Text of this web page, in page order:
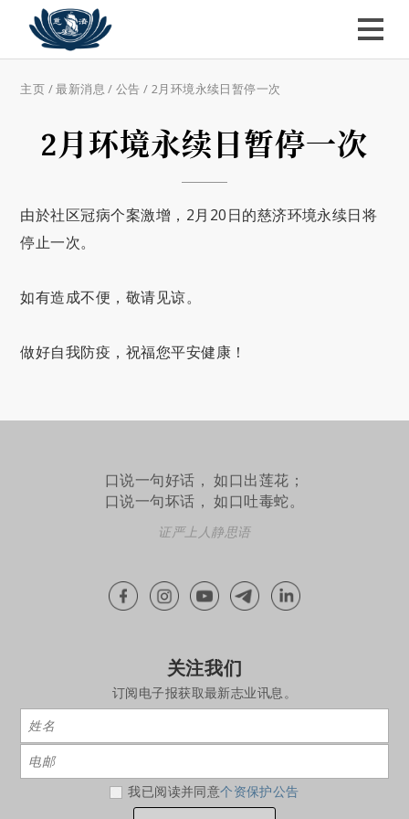
主页 /最新消息 /公告 /2月环境永续日暂停一次
2月环境永续日暂停一次
由於社区冠病个案激增，2月20日的慈济环境永续日将
停止一次。
如有造成不便，敬请见谅。
做好自我防疫，祝福您平安健康！
口说一句好话， 如口出莲花；
口说一句坏话， 如口吐毒蛇。
证严上人静思语
关注我们
订阅电子报获取最新志业讯息。
我已阅读并同意个资保护公告